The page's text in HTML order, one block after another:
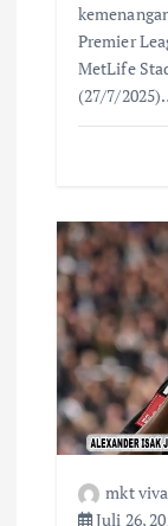
Premier
MetLife
(27/7/
mkt
Juli 26,